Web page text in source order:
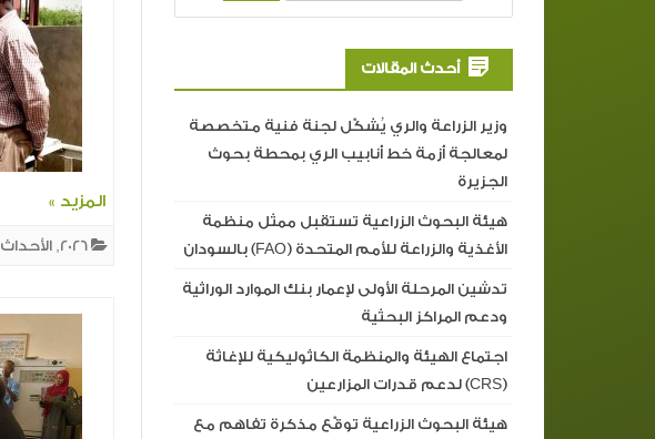
المزيد »
2026
,الأحداث
أحدث المقالات
وزير الزراعة والري يُشكّل لجنة فنية متخصصة
لمعالجة أزمة خط أنابيب الري بمحطة بحوث
الجزيرة
هيئة البحوث الزراعية تستقبل ممثل منظمة
الأغذية والزراعة للأمم المتحدة (FAO) بالسودان
تدشين المرحلة الأولى لإعمار بنك الموارد الوراثية
ودعم المراكز البحثية
اجتماع الهيئة والمنظمة الكاثوليكية للإغاثة
(CRS) لدعم قدرات المزارعين
هيئة البحوث الزراعية توقّع مذكرة تفاهم مع